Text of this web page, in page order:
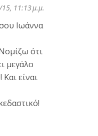
11:13 μ.μ.
Ιωάννα
ότι
μεγάλο
Και είναι